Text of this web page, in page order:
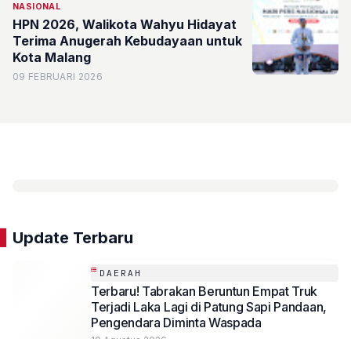
NASIONAL
HPN 2026, Walikota Wahyu Hidayat
Terima Anugerah Kebudayaan untuk
Kota Malang
09 FEBRUARI 2026
Update Terbaru
DAERAH
Terbaru! Tabrakan Beruntun Empat Truk
Terjadi Laka Lagi di Patung Sapi Pandaan,
Pengendara Diminta Waspada